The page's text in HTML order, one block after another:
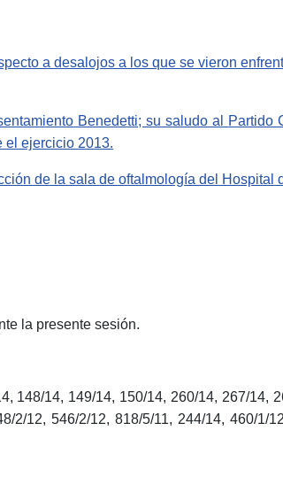
a desalojos a los que se vieron
Benedetti; su saludo al Partido
el ejercicio 2013.
de la sala de oftalmología del Hospital
la presente sesión.
148/14, 149/14, 150/14, 260/14, 267/14,
2/12, 546/2/12, 818/5/11, 244/14, 460/1/